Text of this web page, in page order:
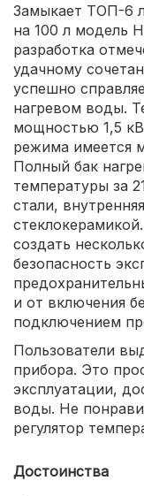
Замыкает ТОП-6
на 100 л модель
разработка
удачному
успешно
нагревом воды.
мощностью 1,5
режима имеется
Полный бак
температуры за
стали,
создать
безопасность
и от включения
подключением
Пользователи
прибора. Это
эксплуатации,
воды. Не
регулятор
Достоинства